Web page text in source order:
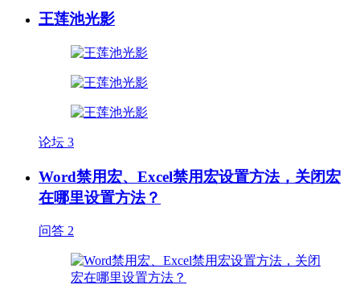
王莲池光影
论坛 3
Word禁用宏、Excel禁用宏设置方法，关闭宏
在哪里设置方法？
问答 2